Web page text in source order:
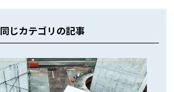
同じカテゴリの記事